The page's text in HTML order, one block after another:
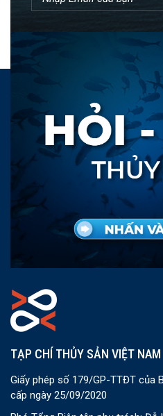
TẠP CHÍ THỦY SẢN VIỆT NAM
Giấy phép số 179/GP-TTĐT của
cấp ngày 25/09/2020